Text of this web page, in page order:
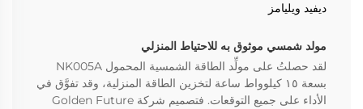
ديفيد ويليامز
مولد شمسي موثوق به للاحتياط المنزلي
لقد حصلتُ على مولِّد الطاقة الشمسية المحمول NK005A
بسعة ١٥ كيلوواط ساعة لتخزين الطاقة المنزلية، وقد تفوَّق في
الأداء على جميع التوقعات. فتصميم شركة Golden Future